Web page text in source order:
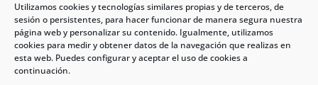
Utilizamos cookies y tecnologías similares propias y de terceros, de
sesión o persistentes, para hacer funcionar de manera segura nuestra
página web y personalizar su contenido. Igualmente, utilizamos
cookies para medir y obtener datos de la navegación que realizas en
esta web. Puedes configurar y aceptar el uso de cookies a
continuación.
Dirección: C/Eleuterio Quintanilla nº67 – Esq. Río de
Oro
CP: 33209, Gijón – Asturias
Teléfono: 985146502 – 647 72 54 95